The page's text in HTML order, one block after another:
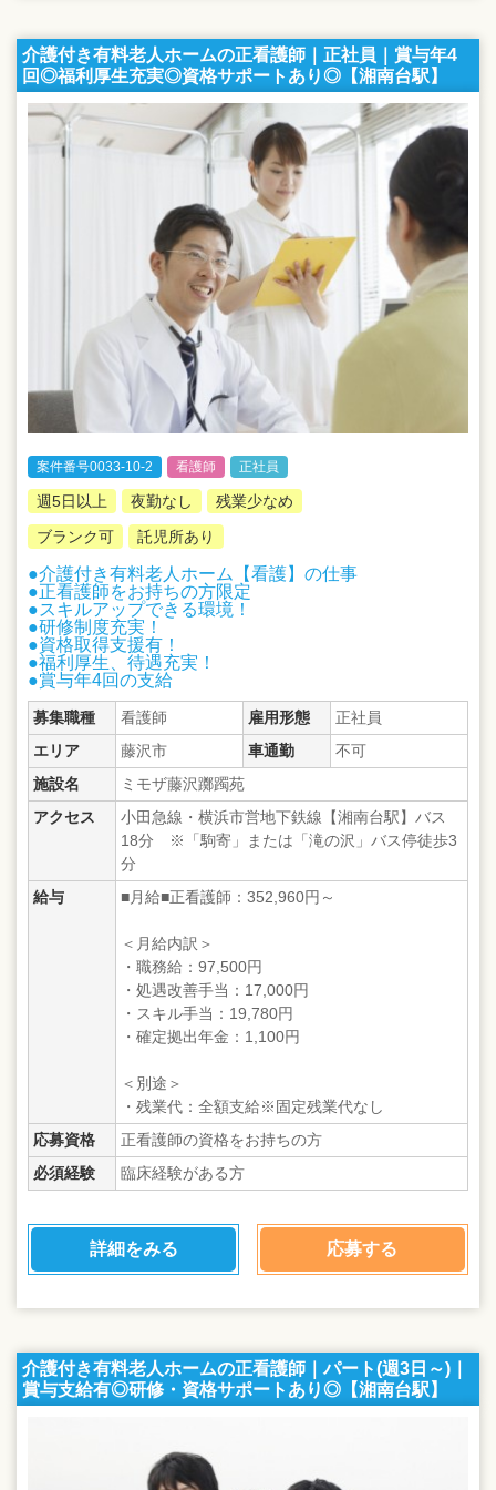
介護付き有料老人ホームの正看護師｜正社員｜賞与年4
回◎福利厚生充実◎資格サポートあり◎【湘南台駅】
案件番号0033-10-2 看護師 正社員
週5日以上 夜勤なし
残業少なめ
ブランク可
託児所あり
●介護付き有料老人ホーム【看護】の仕事
●正看護師をお持ちの方限定
●スキルアップできる環境！
●研修制度充実！
●資格取得支援有！
●福利厚生、待遇充実！
●賞与年4回の支給
募集職種 看護師 雇用形態
正社員
エリア
藤沢市 車通勤
不可
施設名
ミモザ藤沢躑躅苑
アクセス
小田急線・横浜市営地下鉄線【湘南台駅】バス
18分 ※「駒寄」または「滝の沢」バス停徒歩3
分
給与
■月給■正看護師：352,960円～
＜月給内訳＞
・職務給：97,500円
・処遇改善手当：17,000円
・スキル手当：19,780円
・確定拠出年金：1,100円
＜別途＞
・残業代：全額支給※固定残業代なし
応募資格
正看護師の資格をお持ちの方
必須経験
臨床経験がある方
詳細をみる 応募する
介護付き有料老人ホームの正看護師｜パート(週3日～)｜
賞与支給有◎研修・資格サポートあり◎【湘南台駅】